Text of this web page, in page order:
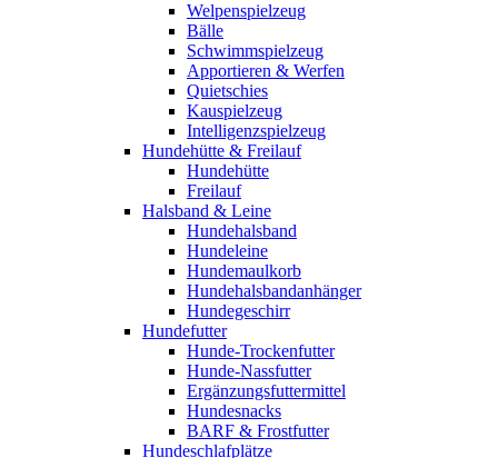
Welpenspielzeug
Bälle
Schwimmspielzeug
Apportieren & Werfen
Quietschies
Kauspielzeug
Intelligenzspielzeug
Hundehütte & Freilauf
Hundehütte
Freilauf
Halsband & Leine
Hundehalsband
Hundeleine
Hundemaulkorb
Hundehalsbandanhänger
Hundegeschirr
Hundefutter
Hunde-Trockenfutter
Hunde-Nassfutter
Ergänzungsfuttermittel
Hundesnacks
BARF & Frostfutter
Hundeschlafplätze